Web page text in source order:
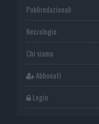
Publiredazionali
Necrologie
Chi siamo
Abbonati
Login